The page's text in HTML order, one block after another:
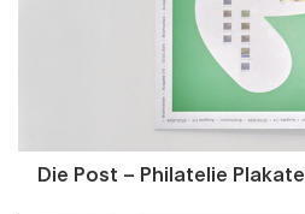
Die Post – Philatelie Plakate